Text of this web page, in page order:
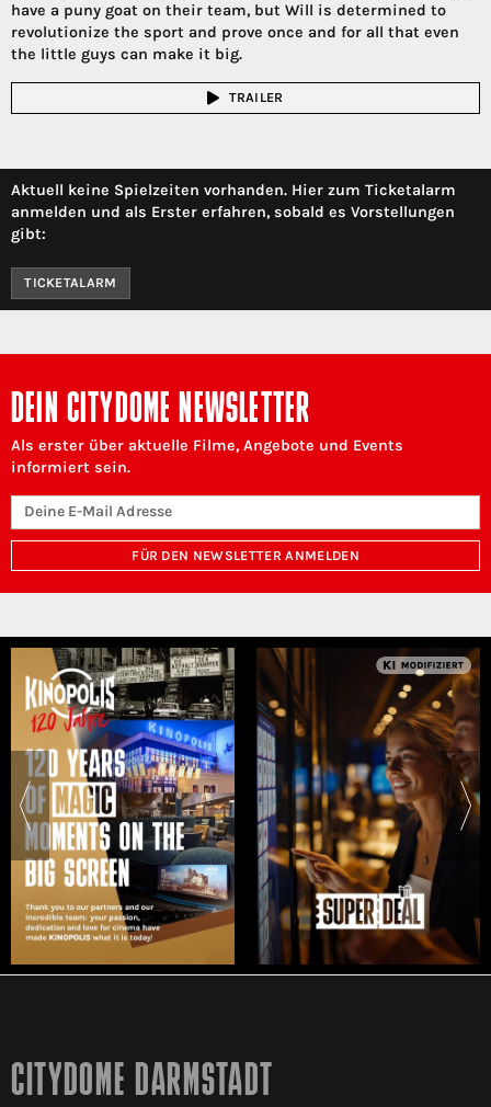
have a puny goat on their team, but Will is determined to
revolutionize the sport and prove once and for all that even
the little guys can make it big.
TRAILER
Aktuell keine Spielzeiten vorhanden. Hier zum Ticketalarm
anmelden und als Erster erfahren, sobald es Vorstellungen
gibt:
TICKETALARM
DEIN CITYDOME NEWSLETTER
Als erster über aktuelle Filme, Angebote und Events
informiert sein.
FÜR DEN NEWSLETTER ANMELDEN
CITYDOME DARMSTADT